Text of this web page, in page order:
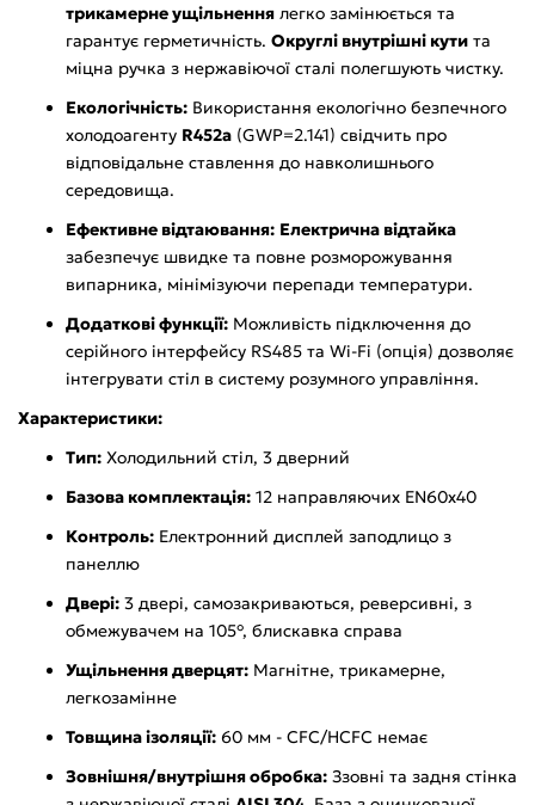
трикамерне ущільнення легко замінюється та
гарантує герметичність. Округлі внутрішні кути та
міцна ручка з нержавіючої сталі полегшують чистку.
Екологічність: Використання екологічно безпечного
холодоагенту R452a (GWP=2.141) свідчить про
відповідальне ставлення до навколишнього
середовища.
Ефективне відтаювання: Електрична відтайка
забезпечує швидке та повне розморожування
випарника, мінімізуючи перепади температури.
Додаткові функції: Можливість підключення до
серійного інтерфейсу RS485 та Wi-Fi (опція) дозволяє
інтегрувати стіл в систему розумного управління.
Характеристики:
Тип: Холодильний стіл, 3 дверний
Базова комплектація: 12 направляючих EN60x40
Контроль: Електронний дисплей заподлицо з
панеллю
Двері: 3 двері, самозакриваються, реверсивні, з
обмежувачем на 105°, блискавка справа
Ущільнення дверцят: Магнітне, трикамерне,
легкозамінне
Товщина ізоляції: 60 мм - CFC/HCFC немає
Зовнішня/внутрішня обробка: Ззовні та задня стінка